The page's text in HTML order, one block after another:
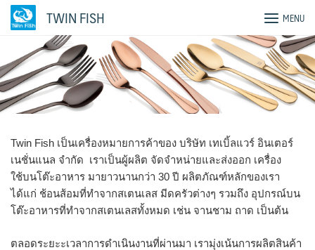
Skip
TWIN FISH MENU
Twin Fish เป็นเครื่องหมายการค้าของ บริษัท เทเบิ้ลแวร์ อินเตอร์
เนชั่นแนล จำกัด เราเป็นผู้ผลิต จัดจำหน่ายและส่งออก เครื่อง
ใช้บนโต๊ะอาหาร มายาวนานกว่า 30 ปี ผลิตภัณฑ์หลักของเรา
ได้แก่ ช้อนส้อมที่ทำจากสเตนเลส มีดครัวต่างๆ รวมถึง อุปกรณ์บน
โต๊ะอาหารที่ทำจากสเตนเลสทั้งหมด เช่น จานชาม ถาด เป็นต้น
ตลอดระยะะเวลาการดำเนินงานที่ผ่านมา เรามุ่งเน้นการผลิตสินค้า